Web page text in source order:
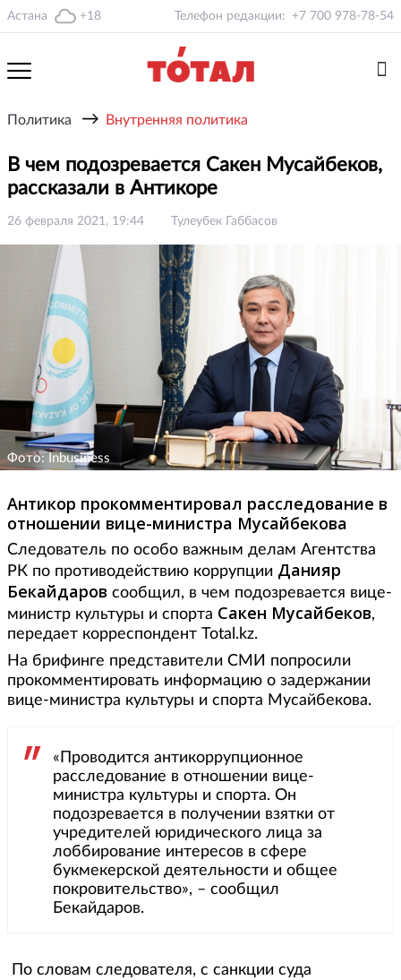
Астана +18 Телефон редакции: +7 700 978-78-54
Политика → Внутренняя политика
В чем подозревается Сакен Мусайбеков,
рассказали в Антикоре
26 февраля 2021, 19:44 Тулеубек Габбасов
Фото: Inbusiness
Антикор прокомментировал расследование в
отношении вице-министра Мусайбекова
Следователь по особо важным делам Агентства
РК по противодействию коррупции Данияр
Бекайдаров сообщил, в чем подозревается вице-
министр культуры и спорта Сакен Мусайбеков,
передает корреспондент Total.kz.
На брифинге представители СМИ попросили
прокомментировать информацию о задержании
вице-министра культуры и спорта Мусайбекова.
«Проводится антикоррупционное
расследование в отношении вице-
министра культуры и спорта. Он
подозревается в получении взятки от
учредителей юридического лица за
лоббирование интересов в сфере
букмекерской деятельности и общее
покровительство», – сообщил
Бекайдаров.
По словам следователя, с санкции суда